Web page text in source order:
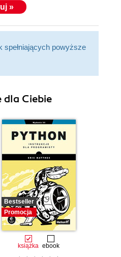
»
spełniających powyższe
dla Ciebie
Bestseller
Promocja
książka ebook